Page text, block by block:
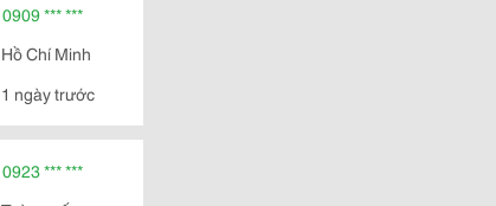
0909 *** ***
Hồ Chí Minh
1 ngày trước
0923 *** ***